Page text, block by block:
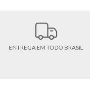
ENTREGA EM TODO BRASIL